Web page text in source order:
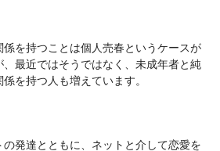
係を持つことは個人売春というケースが
最近ではそうではなく、未成年者と純
を持つ人も増えています。
発達とともに、ネットと介して恋愛を